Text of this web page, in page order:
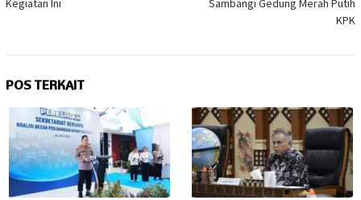
Kegiatan Ini
Sambangi Gedung Merah Putih
KPK
POS TERKAIT